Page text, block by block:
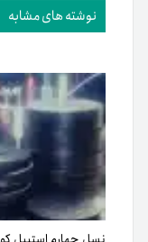
نوشته های مشابه